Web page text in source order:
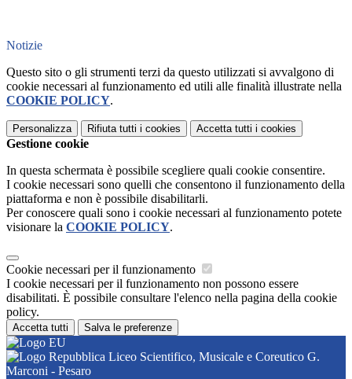
Notizie
Questo sito o gli strumenti terzi da questo utilizzati si avvalgono di
cookie necessari al funzionamento ed utili alle finalità illustrate nella
COOKIE POLICY.
Personalizza Rifiuta tutti i cookies Accetta tutti i cookies
Gestione cookie
In questa schermata è possibile scegliere quali cookie consentire.
I cookie necessari sono quelli che consentono il funzionamento della
piattaforma e non è possibile disabilitarli.
Per conoscere quali sono i cookie necessari al funzionamento potete
visionare la COOKIE POLICY.
Cookie necessari per il funzionamento
I cookie necessari per il funzionamento non possono essere
disabilitati. È possibile consultare l'elenco nella pagina della cookie
policy.
Accetta tutti Salva le preferenze
Liceo Scientifico, Musicale e Coreutico G.
Marconi - Pesaro